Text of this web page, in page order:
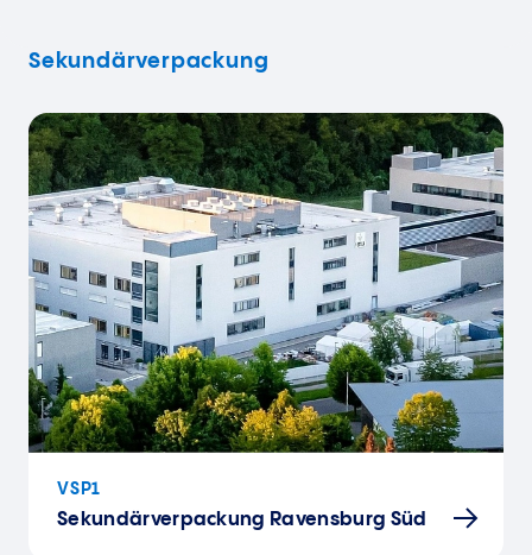
Sekundärverpackung
VSP1
Sekundärverpackung Ravensburg Süd